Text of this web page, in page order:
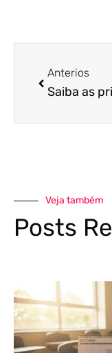
Anterios
Veja também
Posts